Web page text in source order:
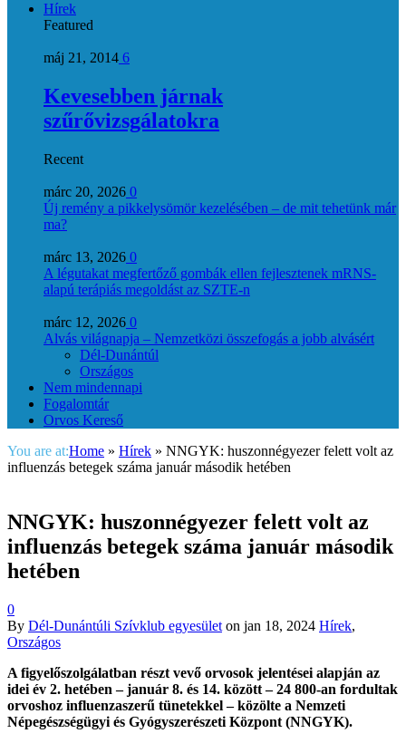
Hírek
Featured
máj 21, 2014 6
Kevesebben járnak
szűrővizsgálatokra
Recent
márc 20, 2026 0
Új remény a pikkelysömör kezelésében – de mit tehetünk már
ma?
márc 13, 2026 0
A légutakat megfertőző gombák ellen fejlesztenek mRNS-
alapú terápiás megoldást az SZTE-n
márc 12, 2026 0
Alvás világnapja – Nemzetközi összefogás a jobb alvásért
Dél-Dunántúl
Országos
Nem mindennapi
Fogalomtár
Orvos Kereső
You are at:Home » Hírek » NNGYK: huszonnégyezer felett volt az
influenzás betegek száma január második hetében
NNGYK: huszonnégyezer felett volt az
influenzás betegek száma január második
hetében
0
By Dél-Dunántúli Szívklub egyesület on jan 18, 2024 Hírek,
Országos
A figyelőszolgálatban részt vevő orvosok jelentései alapján az
idei év 2. hetében – január 8. és 14. között – 24 800-an fordultak
orvoshoz influenzaszerű tünetekkel – közölte a Nemzeti
Népegészségügyi és Gyógyszerészeti Központ (NNGYK).